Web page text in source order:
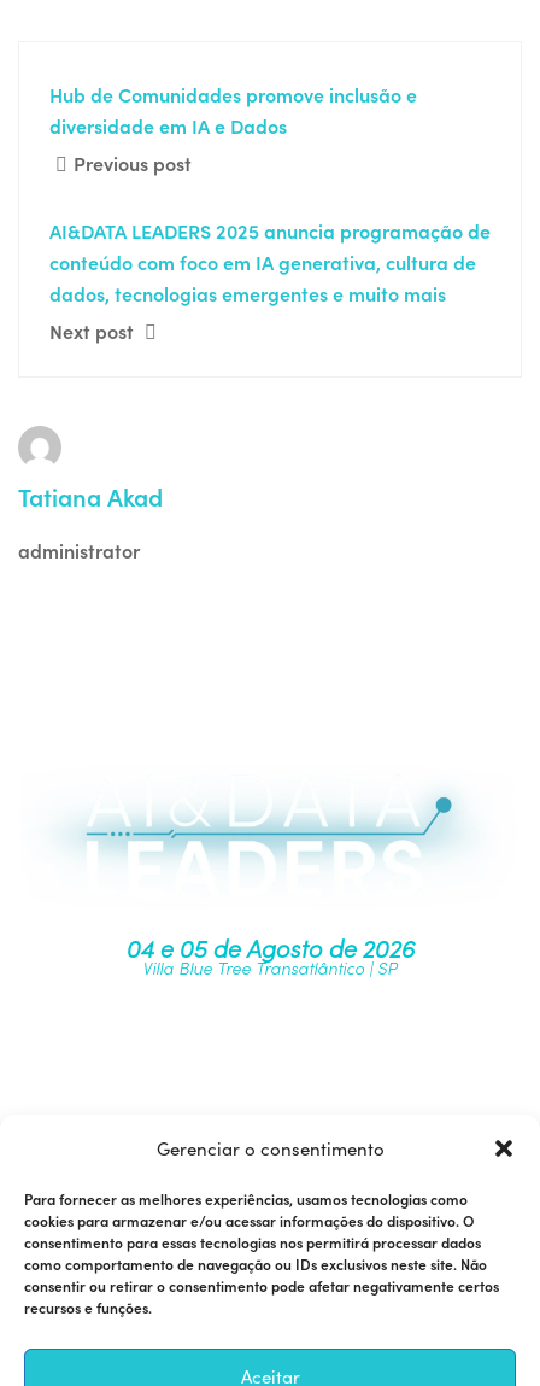
Gerenciar o consentimento
Para fornecer as melhores experiências, usamos tecnologias como
cookies para armazenar e/ou acessar informações do dispositivo. O
consentimento para essas tecnologias nos permitirá processar dados
como comportamento de navegação ou IDs exclusivos neste site. Não
consentir ou retirar o consentimento pode afetar negativamente certos
recursos e funções.
Aceitar
Hub de Comunidades promove inclusão e
diversidade em IA e Dados
Previous post
AI&DATA LEADERS 2025 anuncia programação de
conteúdo com foco em IA generativa, cultura de
dados, tecnologias emergentes e muito mais
Next post
Tatiana Akad
administrator
04 e 05 de Agosto de 2026
Villa Blue Tree Transatlântico | SP
Junte-se à nossa comunidade
Quer ser um patrocinador? Fale com Fabricio Santos